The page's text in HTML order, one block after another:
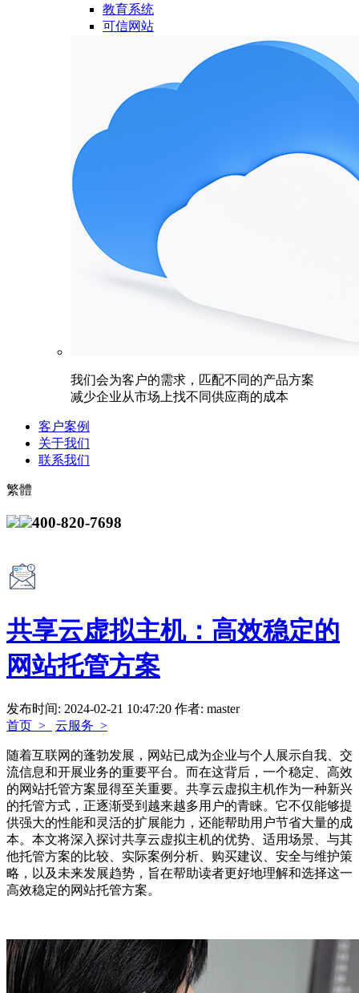
教育系统
可信网站
我们会为客户的需求，匹配不同的产品方案
减少企业从市场上找不同供应商的成本
客户案例
关于我们
联系我们
繁體
400-820-7698
共享云虚拟主机：高效稳定的
网站托管方案
发布时间: 2024-02-21 10:47:20 作者: master
首页 >
云服务 >
随着互联网的蓬勃发展，网站已成为企业与个人展示自我、交
流信息和开展业务的重要平台。而在这背后，一个稳定、高效
的网站托管方案显得至关重要。共享云虚拟主机作为一种新兴
的托管方式，正逐渐受到越来越多用户的青睐。它不仅能够提
供强大的性能和灵活的扩展能力，还能帮助用户节省大量的成
本。本文将深入探讨共享云虚拟主机的优势、适用场景、与其
他托管方案的比较、实际案例分析、购买建议、安全与维护策
略，以及未来发展趋势，旨在帮助读者更好地理解和选择这一
高效稳定的网站托管方案。